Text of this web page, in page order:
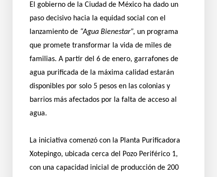
El gobierno de la Ciudad de México ha dado un
paso decisivo hacia la equidad social con el
lanzamiento de “Agua Bienestar”, un programa
que promete transformar la vida de miles de
familias. A partir del 6 de enero, garrafones de
agua purificada de la máxima calidad estarán
disponibles por solo 5 pesos en las colonias y
barrios más afectados por la falta de acceso al
agua.
La iniciativa comenzó con la Planta Purificadora
Xotepingo, ubicada cerca del Pozo Periférico 1,
con una capacidad inicial de producción de 200